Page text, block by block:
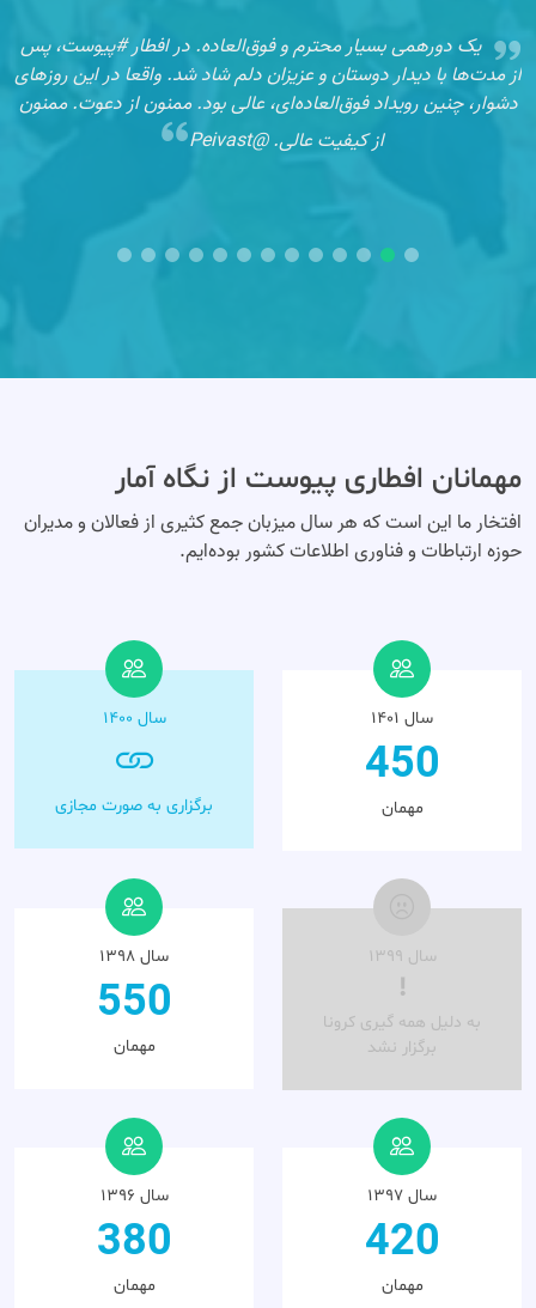
یک دورهمی بسیار محترم و فوق‌العاده. در افطار #پیوست، پس
از مدت‌ها با دیدار دوستان و عزیزان دلم شاد شد. واقعا در این روزهای
دشوار، چنین رویداد فوق‌العاده‌ای، عالی بود. ممنون از دعوت. ممنون
از کیفیت عالی. @Peivast
مهمانان افطاری پیوست از نگاه آمار
افتخار ما این است که هر سال میزبان جمع کثیری از فعالان و مدیران
حوزه ارتباطات و فناوری اطلاعات کشور بوده‌ایم.
سال ۱۴۰۱
450
مهمان
سال ۱۴۰۰
برگزاری به صورت مجازی
سال ۱۳۹۹
!
به دلیل همه گیری کرونا
برگزار نشد
سال ۱۳۹۸
550
مهمان
سال ۱۳۹۷
420
مهمان
سال ۱۳۹۶
380
مهمان